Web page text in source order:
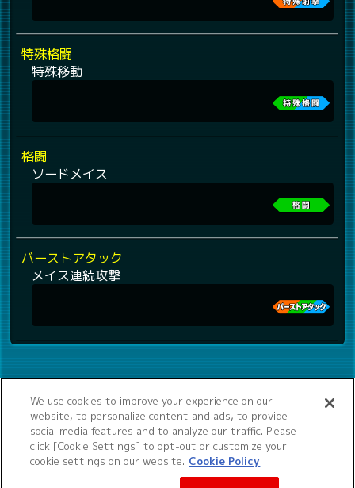
特殊格闘
特殊移動
格闘
ソードメイス
バーストアタック
メイス連続攻撃
We use cookies to improve your experience on our
website, to personalize content and ads, to provide
social media features and to analyze our traffic. Please
click [Cookie Settings] to opt-out or customize your
cookie settings on our website. Cookie Policy